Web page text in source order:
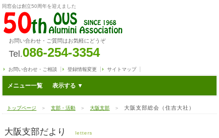
同窓会は創立50周年を迎えました
お問い合わせ・ご質問はお気軽にどうぞ
Tel.086-254-3354
お問い合わせ・ご相談 登録情報変更 サイトマップ
メニュー一覧
トップページ ＞支部・活動 ＞大阪支部 ＞大阪支部総会（住吉大社）
大阪支部だより letters